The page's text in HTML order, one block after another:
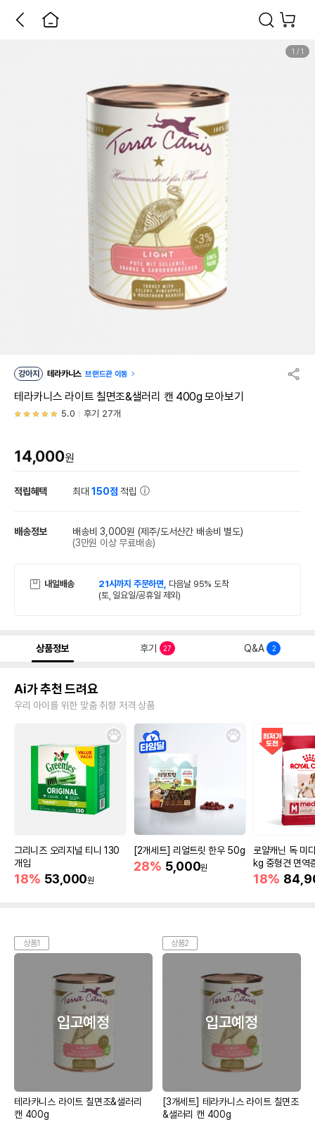
1 / 1
강아지 테라카니스 브랜드관 이동
테라카니스 라이트 칠면조&샐러리 캔 400g 모아보기
5.0 후기 27개
14,000원
적립혜택 최대150점 적립
배송정보 배송비 3,000원 (제주/도서산간 배송비 별도)
(3만원 이상 무료배송)
내일배송 21시까지 주문하면, 다음날 95% 도착
(토, 일요일/공휴일 제외)
상품정보 후기 27 Q&A 2
Ai가 추천 드려요
우리 아이를 위한 맞춤 취향 저격 상품
그리니즈 오리지널 티니 130
개입
18% 53,000원
[2개세트] 리얼트릿 한우 50g
28% 5,000원
로얄캐닌 독 미
kg 중형견 면역
18%
상품1
입고예정
테라카니스 라이트 칠면조&샐러리
캔 400g
상품2
입고예정
[3개세트] 테라카니스 라이트 칠면조
&샐러리 캔 400g